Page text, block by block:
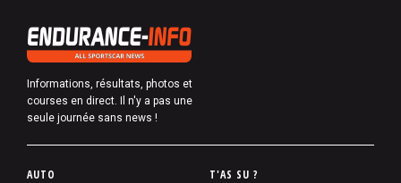
Informations, résultats, photos et
courses en direct. Il n'y a pas une
seule journée sans news !
P
AUTO T'AS SU ?